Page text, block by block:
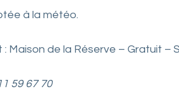
à la météo.
Maison de la Réserve – Gratuit –
59 67 70